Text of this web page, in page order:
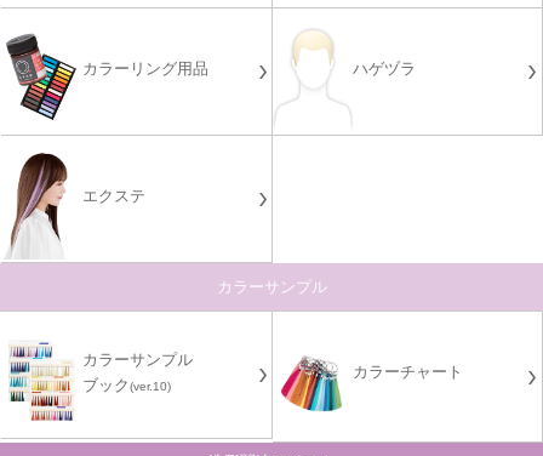
カラーリング用品 ハゲヅラ
エクステ
カラーサンプル
カラーサンプル
ブック(ver.10)
カラーチャート